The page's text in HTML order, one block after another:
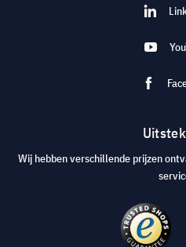
Wij hebben verschillende prijzen